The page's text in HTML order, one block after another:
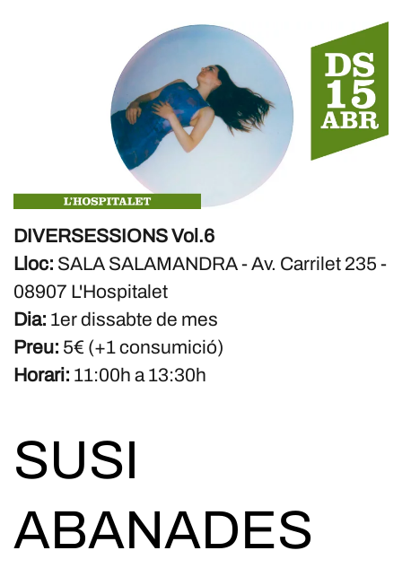
DIVERSESSIONS Vol.6
Lloc: SALA SALAMANDRA - Av. Carrilet 235 -
08907 L'Hospitalet
Dia: 1er dissabte de mes
Preu: 5€ (+1 consumició)
Horari: 11:00h a 13:30h
SUSI
ABANADES